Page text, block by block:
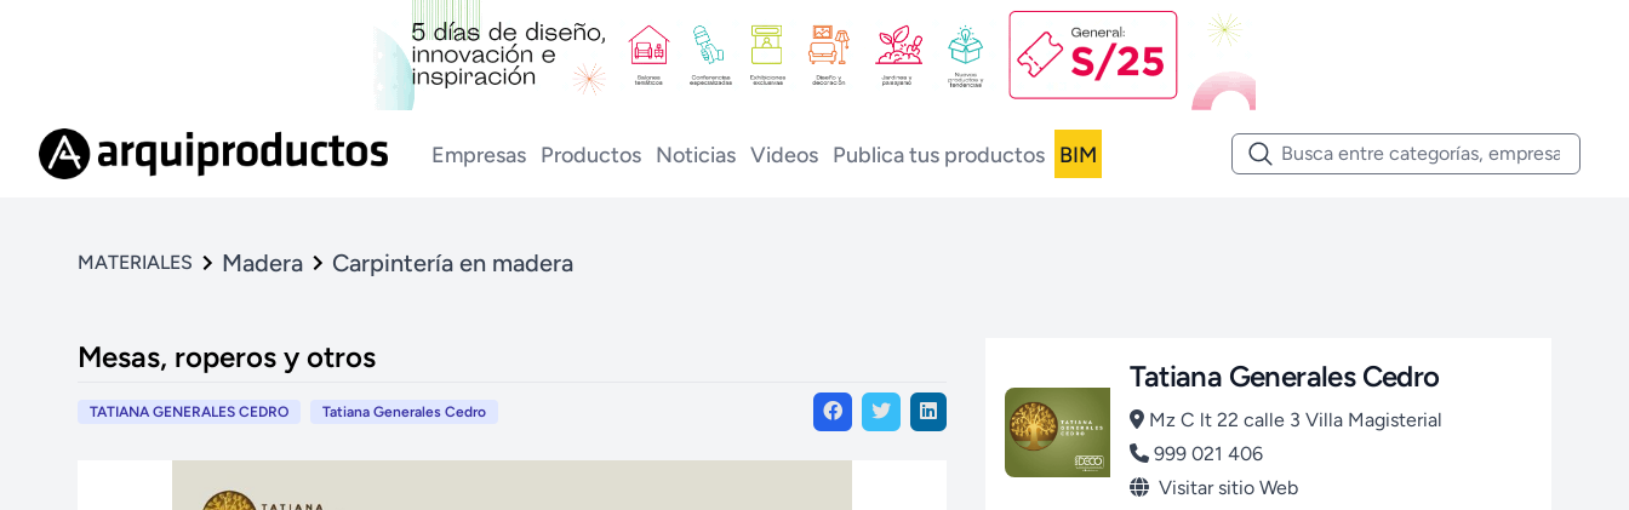
Empresas Productos Noticias Videos Publica tus productos BIM
MATERIALES Madera Carpintería en madera
Mesas, roperos y otros
TATIANA GENERALES CEDRO Tatiana Generales Cedro
Tatiana Generales Cedro
Mz C lt 22 calle 3 Villa Magisterial
999 021 406
Visitar sitio Web